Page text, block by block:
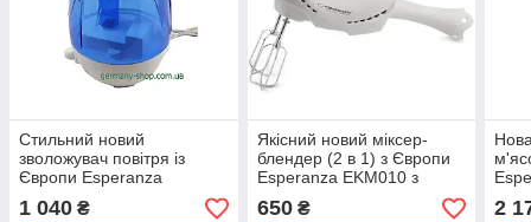
Стильний новий
зволожувач повітря із
Європи Esperanza
EHA003 з гарантією
1 040 ₴
Якісний новий міксер-
блендер (2 в 1) з Європи
Esperanza EKM010 з
гарантією
650₴ 2